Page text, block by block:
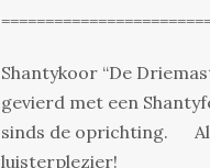
Shantykoor “De
gevierd met een
sinds de oprichting. Als
luisterplezier!